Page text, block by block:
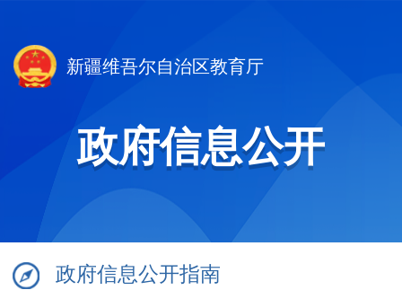
新疆维吾尔自治区教育厅
政府信息公开
政府信息公开指南